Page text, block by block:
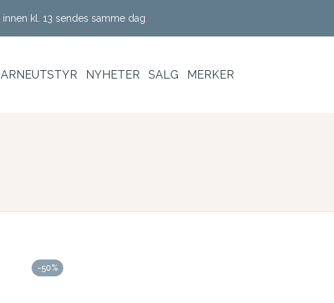
kl. 13 sendes samme dag
NYHETER SALG MERKER
-50%